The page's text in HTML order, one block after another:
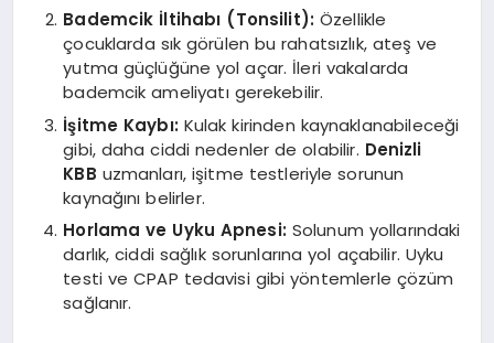
Bademcik İltihabı (Tonsilit): Özellikle
çocuklarda sık görülen bu rahatsızlık, ateş ve
yutma güçlüğüne yol açar. İleri vakalarda
bademcik ameliyatı gerekebilir.
İşitme Kaybı: Kulak kirinden kaynaklanabileceği
gibi, daha ciddi nedenler de olabilir. Denizli
KBB uzmanları, işitme testleriyle sorunun
kaynağını belirler.
Horlama ve Uyku Apnesi: Solunum yollarındaki
darlık, ciddi sağlık sorunlarına yol açabilir. Uyku
testi ve CPAP tedavisi gibi yöntemlerle çözüm
sağlanır.